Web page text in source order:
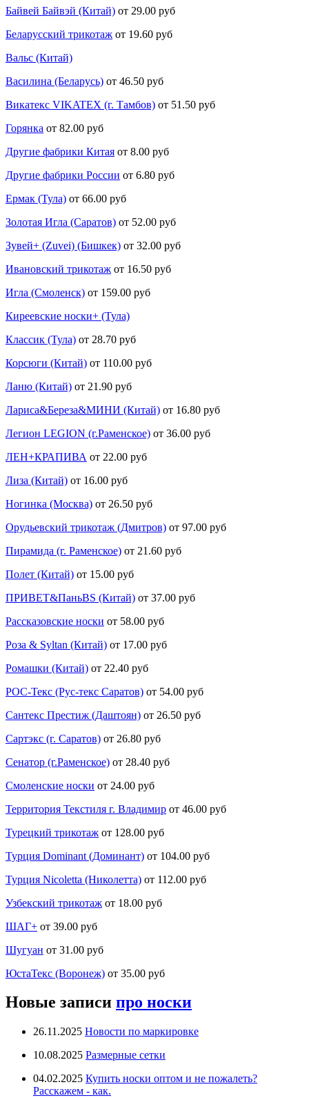
Байвей Байвэй (Китай) от 29.00 руб
Беларусский трикотаж от 19.60 руб
Вальс (Китай)
Василина (Беларусь) от 46.50 руб
Викатекс VIKATEX (г. Тамбов) от 51.50 руб
Горянка от 82.00 руб
Другие фабрики Китая от 8.00 руб
Другие фабрики России от 6.80 руб
Ермак (Тула) от 66.00 руб
Золотая Игла (Саратов) от 52.00 руб
Зувей+ (Zuvei) (Бишкек) от 32.00 руб
Ивановский трикотаж от 16.50 руб
Игла (Смоленск) от 159.00 руб
Киреевские носки+ (Тула)
Классик (Тула) от 28.70 руб
Корсюги (Китай) от 110.00 руб
Ланю (Китай) от 21.90 руб
Лариса&Береза&МИНИ (Китай) от 16.80 руб
Легион LEGION (г.Раменское) от 36.00 руб
ЛЕН+КРАПИВА от 22.00 руб
Лиза (Китай) от 16.00 руб
Ногинка (Москва) от 26.50 руб
Орудьевский трикотаж (Дмитров) от 97.00 руб
Пирамида (г. Раменское) от 21.60 руб
Полет (Китай) от 15.00 руб
ПРИВЕТ&ПаньBS (Китай) от 37.00 руб
Рассказовские носки от 58.00 руб
Роза & Syltan (Китай) от 17.00 руб
Ромашки (Китай) от 22.40 руб
РОС-Текс (Рус-текс Саратов) от 54.00 руб
Сантекс Престиж (Даштоян) от 26.50 руб
Сартэкс (г. Саратов) от 26.80 руб
Сенатор (г.Раменское) от 28.40 руб
Смоленские носки от 24.00 руб
Территория Текстиля г. Владимир от 46.00 руб
Турецкий трикотаж от 128.00 руб
Турция Dominant (Доминант) от 104.00 руб
Турция Nicoletta (Николетта) от 112.00 руб
Узбекский трикотаж от 18.00 руб
ШАГ+ от 39.00 руб
Шугуан от 31.00 руб
ЮстаТекс (Воронеж) от 35.00 руб
Новые записи про носки
26.11.2025 Новости по маркировке
10.08.2025 Размерные сетки
04.02.2025 Купить носки оптом и не пожалеть?
Расскажем - как.